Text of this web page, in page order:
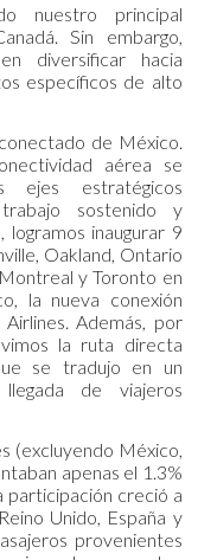
nuestro principal
Sin embargo,
diversificar hacia
específicos de alto
de México.
aérea se
estratégicos
sostenido y
logramos inaugurar 9
Oakland, Ontario
y Toronto en
la nueva conexión
Además, por
la ruta directa
se tradujo en un
de viajeros
(excluyendo México,
apenas el 1.3%
participación creció a
Unido, España y
provenientes